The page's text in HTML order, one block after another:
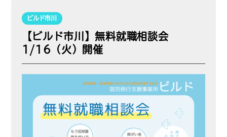
ビルド市川
【ビルド市川】無料就職相談会
1/16（火）開催